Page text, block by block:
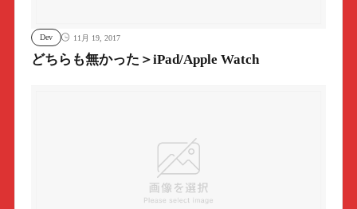
Dev 11月 19, 2017
どちらも無かった＞iPad/Apple Watch